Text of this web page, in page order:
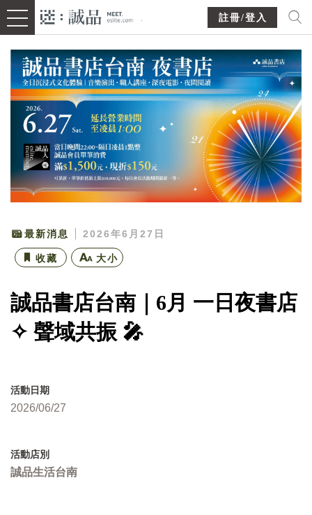
註冊/登入
最新消息 2026年6月27日
收藏 大小
誠品書店台南｜6月 一日夜書店
✧ 聲域共振 🎤
活動日期
2026/06/27
活動店別
誠品生活台南